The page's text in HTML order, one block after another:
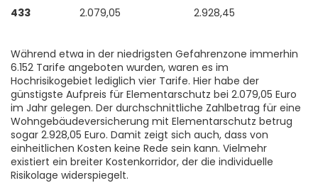
433 2.079,05 2.928,45
Während etwa in der niedrigsten Gefahrenzone immerhin
6.152 Tarife angeboten wurden, waren es im
Hochrisikogebiet lediglich vier Tarife. Hier habe der
günstigste Aufpreis für Elementarschutz bei 2.079,05 Euro
im Jahr gelegen. Der durchschnittliche Zahlbetrag für eine
Wohngebäudeversicherung mit Elementarschutz betrug
sogar 2.928,05 Euro. Damit zeigt sich auch, dass von
einheitlichen Kosten keine Rede sein kann. Vielmehr
existiert ein breiter Kostenkorridor, der die individuelle
Risikolage widerspiegelt.